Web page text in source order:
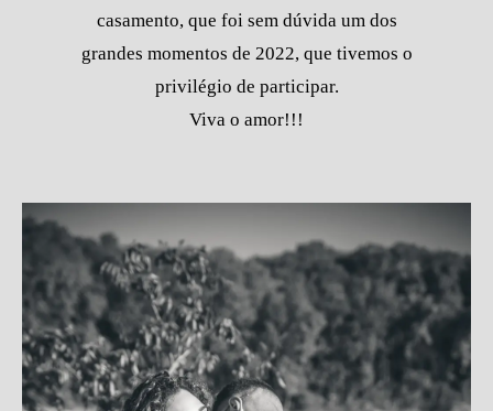
casamento, que foi sem dúvida um dos
grandes momentos de 2022, que tivemos o
privilégio de participar.
Viva o amor!!!